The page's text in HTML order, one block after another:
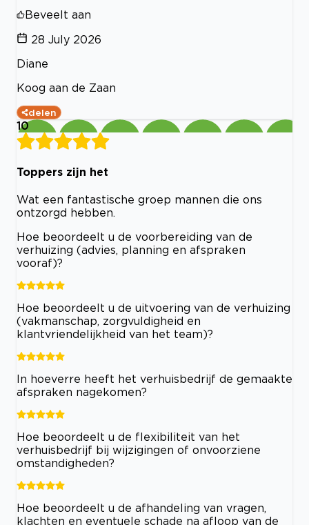
Beveelt aan
28 July 2026
Diane
Koog aan de Zaan
delen
10
Toppers zijn het
Wat een fantastische groep mannen die ons
ontzorgd hebben.
Hoe beoordeelt u de voorbereiding van de
verhuizing (advies, planning en afspraken
vooraf)?
Hoe beoordeelt u de uitvoering van de verhuizing
(vakmanschap, zorgvuldigheid en
klantvriendelijkheid van het team)?
In hoeverre heeft het verhuisbedrijf de gemaakte
afspraken nagekomen?
Hoe beoordeelt u de flexibiliteit van het
verhuisbedrijf bij wijzigingen of onvoorziene
omstandigheden?
Hoe beoordeelt u de afhandeling van vragen,
klachten en eventuele schade na afloop van de